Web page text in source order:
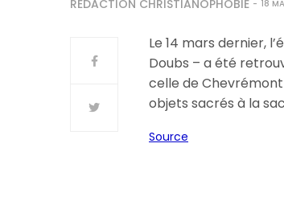
RÉDACTION CHRISTIANOPHOBIE 18
Le 14 mars dernier,
Doubs – a été
celle de
objets sacrés à la
Source